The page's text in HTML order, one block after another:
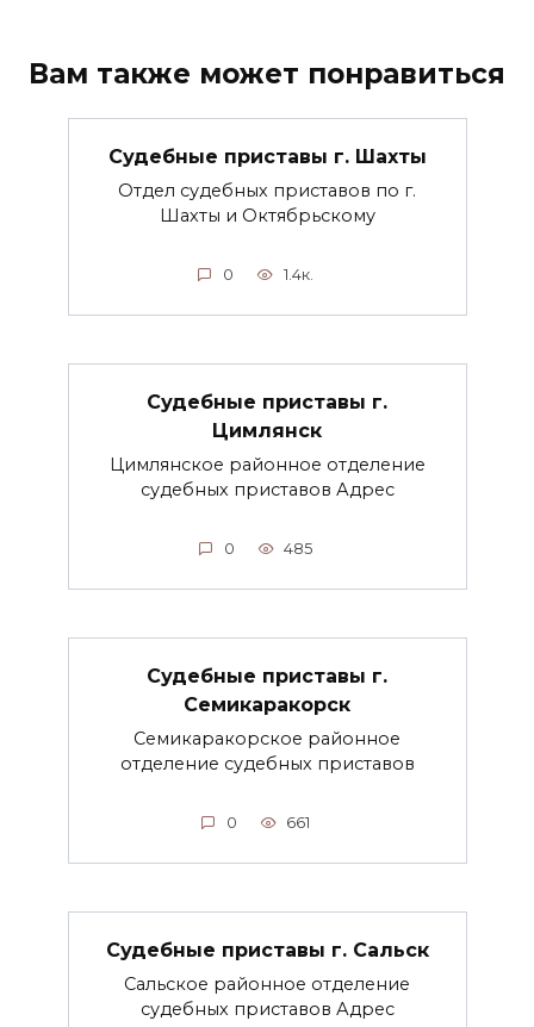
Вам также может понравиться
Судебные приставы г. Шахты
Отдел судебных приставов по г.
Шахты и Октябрьскому
0 1.4к.
Судебные приставы г.
Цимлянск
Цимлянское районное отделение
судебных приставов Адрес
0 485
Судебные приставы г.
Семикаракорск
Семикаракорское районное
отделение судебных приставов
0 661
Судебные приставы г. Сальск
Сальское районное отделение
судебных приставов Адрес